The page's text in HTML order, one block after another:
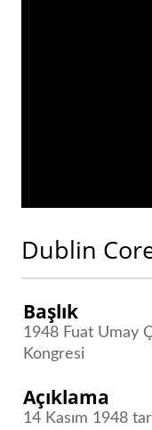
Dublin
Başlık
1948 Fuat Umay
Kongresi
Açıklama
14 Kasım 1948